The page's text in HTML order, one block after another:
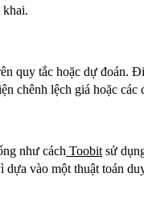
khai.
quy tắc hoặc dự đoán.
chênh lệch giá hoặc các
như cách Toobit sử
vào một thuật toán